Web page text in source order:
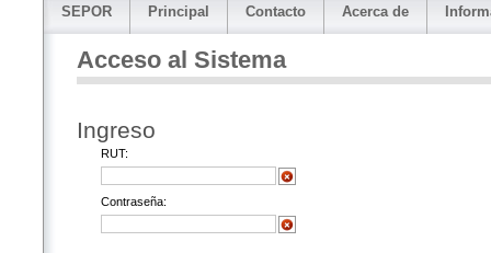
SEPOR Principal Contacto Acerca de
Acceso al Sistema
Ingreso
RUT:
Contraseña: